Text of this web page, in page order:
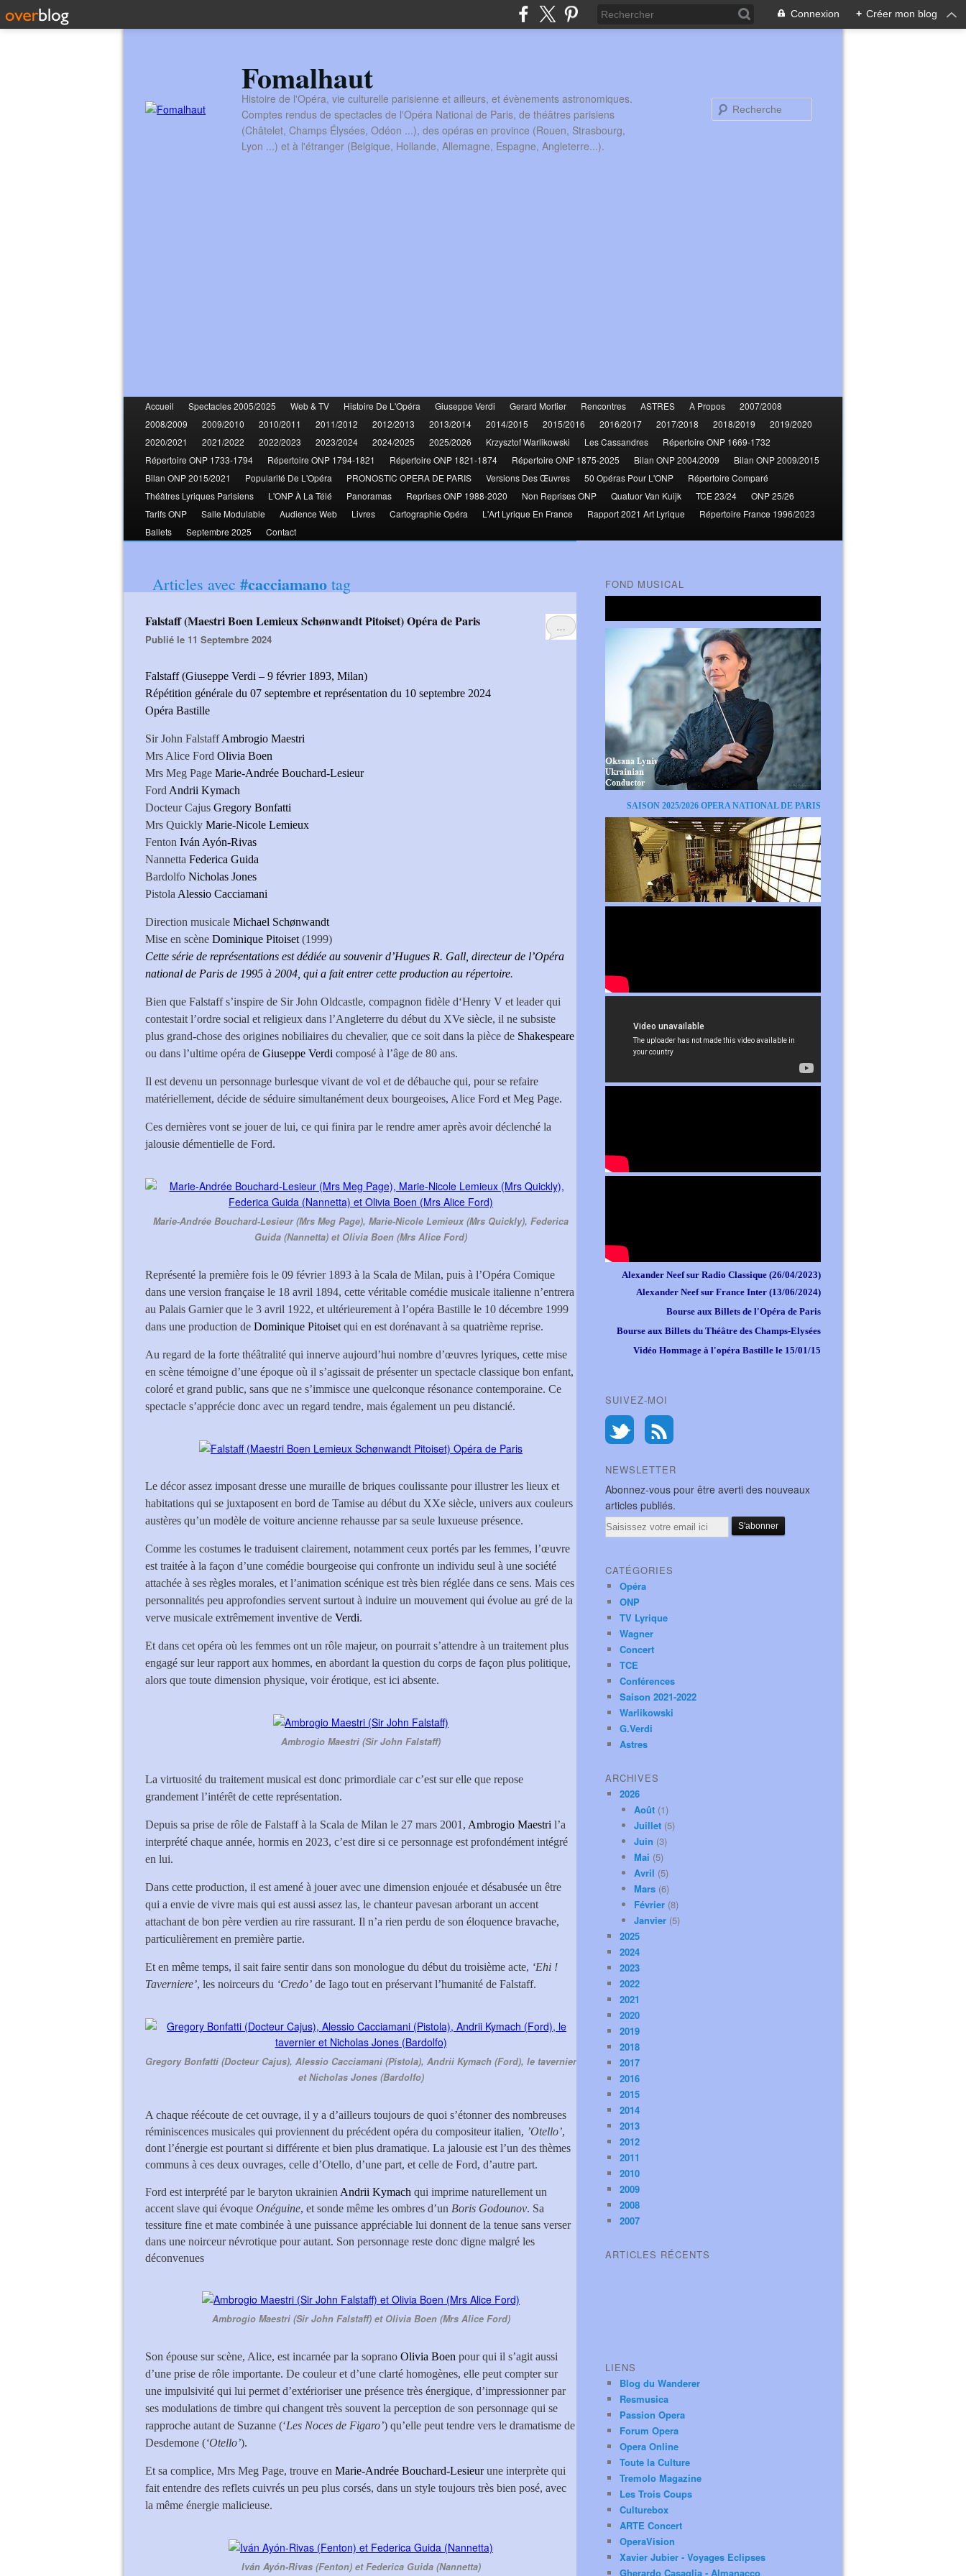
Connexion + Créer mon blog
Fomalhaut
Histoire de l'Opéra, vie culturelle parisienne et ailleurs, et évènements astronomiques.
Comptes rendus de spectacles de l'Opéra National de Paris, de théâtres parisiens
(Châtelet, Champs Élysées, Odéon ...), des opéras en province (Rouen, Strasbourg,
Lyon ...) et à l'étranger (Belgique, Hollande, Allemagne, Espagne, Angleterre...).
Accueil Spectacles 2005/2025 Web & TV Histoire De L'Opéra Giuseppe Verdi Gerard Mortier Rencontres ASTRES À Propos
2007/2008
2008/2009
2009/2010 2010/2011 2011/2012 2012/2013 2013/2014 2014/2015 2015/2016 2016/2017 2017/2018 2018/2019
2019/2020
2020/2021
2021/2022 2022/2023 2023/2024 2024/2025 2025/2026 Krzysztof Warlikowski Les Cassandres
Répertoire ONP 1669-1732
Répertoire ONP 1733-1794
Répertoire ONP 1794-1821 Répertoire ONP 1821-1874 Répertoire ONP 1875-2025 Bilan ONP 2004/2009
Bilan ONP 2009/2015
Bilan ONP 2015/2021
Popularité De L'Opéra PRONOSTIC OPERA DE PARIS Versions Des Œuvres 50 Opéras Pour L'ONP
Répertoire Comparé
Théâtres Lyriques Parisiens
L'ONP À La Télé Panoramas Reprises ONP 1988-2020 Non Reprises ONP Quatuor Van Kuijk TCE 23/24
ONP 25/26
Tarifs ONP
Salle Modulable Audience Web Livres Cartographie Opéra L'Art Lyrique En France Rapport 2021 Art Lyrique
Répertoire France 1996/2023
Ballets
Septembre 2025 Contact
Articles avec #cacciamano tag
…
Falstaff (Maestri Boen Lemieux Schønwandt Pitoiset) Opéra de Paris
Publié le 11 Septembre 2024
Falstaff (Giuseppe Verdi – 9 février 1893, Milan)
Répétition générale du 07 septembre et représentation du 10 septembre 2024
Opéra Bastille
Sir John FalstaffAmbrogio Maestri
Mrs Alice Ford Olivia Boen
Mrs Meg Page Marie-Andrée Bouchard-Lesieur
Ford Andrii Kymach
Docteur Cajus Gregory Bonfatti
Mrs Quickly Marie-Nicole Lemieux
Fenton Iván Ayón-Rivas
Nannetta Federica Guida
Bardolfo Nicholas Jones
Pistola Alessio Cacciamani
Direction musicale Michael Schønwandt
Mise en scène Dominique Pitoiset (1999)
Cette série de représentations est dédiée au souvenir d’Hugues R. Gall, directeur de l’Opéra
national de Paris de 1995 à 2004, qui a fait entrer cette production au répertoire.
Bien que Falstaff s’inspire de Sir John Oldcastle, compagnon fidèle d‘Henry V et leader qui
contestait l’ordre social et religieux dans l’Angleterre du début du XVe siècle, il ne subsiste
plus grand-chose des origines nobiliaires du chevalier, que ce soit dans la pièce de Shakespeare
ou dans l’ultime opéra de Giuseppe Verdi composé à l’âge de 80 ans.
Il est devenu un personnage burlesque vivant de vol et de débauche qui, pour se refaire
matériellement, décide de séduire simultanément deux bourgeoises, Alice Ford et Meg Page.
Ces dernières vont se jouer de lui, ce qui finira par le rendre amer après avoir déclenché la
jalousie démentielle de Ford.
Marie-Andrée Bouchard-Lesieur (Mrs Meg Page), Marie-Nicole Lemieux (Mrs Quickly), Federica
Guida (Nannetta) et Olivia Boen (Mrs Alice Ford)
Représenté la première fois le 09 février 1893 à la Scala de Milan, puis à l’Opéra Comique
dans une version française le 18 avril 1894, cette véritable comédie musicale italienne n’entrera
au Palais Garnier que le 3 avril 1922, et ultérieurement à l’opéra Bastille le 10 décembre 1999
dans une production de Dominique Pitoiset qui en est dorénavant à sa quatrième reprise.
Au regard de la forte théâtralité qui innerve aujourd’hui nombre d’œuvres lyriques, cette mise
en scène témoigne d’une époque où il s’agissait de présenter un spectacle classique bon enfant,
coloré et grand public, sans que ne s’immisce une quelconque résonance contemporaine. Ce
spectacle s’apprécie donc avec un regard tendre, mais également un peu distancié.
Le décor assez imposant dresse une muraille de briques coulissante pour illustrer les lieux et
habitations qui se juxtaposent en bord de Tamise au début du XXe siècle, univers aux couleurs
austères qu’un modèle de voiture ancienne rehausse par sa seule luxueuse présence.
Comme les costumes le traduisent clairement, notamment ceux portés par les femmes, l’œuvre
est traitée à la façon d’une comédie bourgeoise qui confronte un individu seul à une société
attachée à ses règles morales, et l’animation scénique est très bien réglée dans ce sens. Mais ces
personnalités peu approfondies servent surtout à induire un mouvement qui évolue au gré de la
verve musicale extrêmement inventive de Verdi.
Et dans cet opéra où les femmes ont un rôle majeur, on pourrait s’attendre à un traitement plus
engagé sur leur rapport aux hommes, en abordant la question du corps de façon plus politique,
alors que toute dimension physique, voir érotique, est ici absente.
Ambrogio Maestri (Sir John Falstaff)
La virtuosité du traitement musical est donc primordiale car c’est sur elle que repose
grandement l’intérêt de cette représentation.
Depuis sa prise de rôle de Falstaff à la Scala de Milan le 27 mars 2001, Ambrogio Maestri l’a
interprété chaque année, hormis en 2023, c’est dire si ce personnage est profondément intégré
en lui.
Dans cette production, il est amené à jouer avec une dimension enjouée et désabusée un être
qui a envie de vivre mais qui est aussi assez las, le chanteur pavesan arborant un accent
attachant de bon père verdien au rire rassurant. Il n’a rien perdu de son éloquence bravache,
particulièrement en première partie.
Et en même temps, il sait faire sentir dans son monologue du début du troisième acte, ‘Ehi !
Taverniere’, les noirceurs du ‘Credo’ de Iago tout en préservant l’humanité de Falstaff.
Gregory Bonfatti (Docteur Cajus), Alessio Cacciamani (Pistola), Andrii Kymach (Ford), le tavernier
et Nicholas Jones (Bardolfo)
A chaque réécoute de cet ouvrage, il y a d’ailleurs toujours de quoi s’étonner des nombreuses
réminiscences musicales qui proviennent du précédent opéra du compositeur italien, ’Otello’,
dont l’énergie est pourtant si différente et bien plus dramatique. La jalousie est l’un des thèmes
communs à ces deux ouvrages, celle d’Otello, d’une part, et celle de Ford, d’autre part.
Ford est interprété par le baryton ukrainien Andrii Kymach qui imprime naturellement un
accent slave qui évoque Onéguine, et sonde même les ombres d’un Boris Godounov. Sa
tessiture fine et mate combinée à une puissance appréciable lui donnent de la tenue sans verser
dans une noirceur névrotique pour autant. Son personnage reste donc digne malgré les
déconvenues
Ambrogio Maestri (Sir John Falstaff) et Olivia Boen (Mrs Alice Ford)
Son épouse sur scène, Alice, est incarnée par la soprano Olivia Boen pour qui il s’agit aussi
d’une prise de rôle importante. De couleur et d’une clarté homogènes, elle peut compter sur
une impulsivité qui lui permet d’extérioriser une présence très énergique, d’impressionner par
ses modulations de timbre qui changent très souvent la perception de son personnage qui se
rapproche autant de Suzanne (‘Les Noces de Figaro’) qu’elle peut tendre vers le dramatisme de
Desdemone (‘Otello’).
Et sa complice, Mrs Meg Page, trouve en Marie-Andrée Bouchard-Lesieurune interprète qui
fait entendre des reflets cuivrés un peu plus corsés, dans un style toujours très bien posé, avec
la même énergie malicieuse.
Iván Ayón-Rivas (Fenton) et Federica Guida (Nannetta)
FOND MUSICAL
SAISON 2025/2026 OPERA NATIONAL DE PARIS
Alexander Neef sur Radio Classique (26/04/2023)
Alexander Neef sur France Inter (13/06/2024)
Bourse aux Billets de l'Opéra de Paris
Bourse aux Billets du Théâtre des Champs-Elysées
Vidéo Hommage à l'opéra Bastille le 15/01/15
SUIVEZ-MOI
NEWSLETTER
Abonnez-vous pour être averti des nouveaux
articles publiés.
Email
CATÉGORIES
Opéra
ONP
TV Lyrique
Wagner
Concert
TCE
Conférences
Saison 2021-2022
Warlikowski
G.Verdi
Astres
ARCHIVES
2026
Août (1)
Juillet (5)
Juin (3)
Mai (5)
Avril (5)
Mars (6)
Février (8)
Janvier (5)
2025
2024
2023
2022
2021
2020
2019
2018
2017
2016
2015
2014
2013
2012
2011
2010
2009
2008
2007
ARTICLES RÉCENTS
LIENS
Blog du Wanderer
Resmusica
Passion Opera
Forum Opera
Opera Online
Toute la Culture
Tremolo Magazine
Les Trois Coups
Culturebox
ARTE Concert
OperaVision
Xavier Jubier - Voyages Eclipses
Gherardo Casaglia - Almanacco